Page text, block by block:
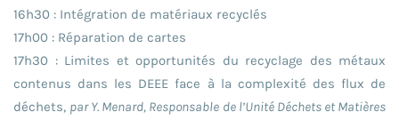
16h30 : Intégration de matériaux recyclés
17h00 : Réparation de cartes
17h30 : Limites et opportunités du recyclage des métaux
contenus dans les DEEE face à la complexité des flux de
déchets, par Y. Menard, Responsable de l’Unité Déchets et Matières